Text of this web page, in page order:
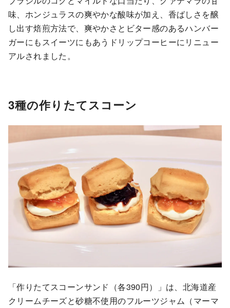
味、ホンジュラスの爽やかな酸味が加え、香ばしさを醸
し出す焙煎方法で、爽やかさとビター感のあるハンバー
ガーにもスイーツにもあうドリップコーヒーにリニュー
アルされました。
3種の作りたてスコーン
「作りたてスコーンサンド（各390円）」は、北海道産
クリームチーズと砂糖不使用のフルーツジャム（マーマ